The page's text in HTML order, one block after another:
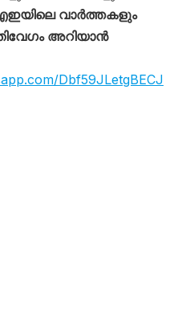
വാർത്തകളും
അറിയാൻ
Dbf59JLetgBECJ